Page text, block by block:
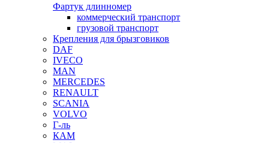
Фартук длинномер
коммерческий транспорт
грузовой транспорт
Крепления для брызговиков
DAF
IVECO
MAN
MERCEDES
RENAULT
SCANIA
VOLVO
Г-ль
КАМ